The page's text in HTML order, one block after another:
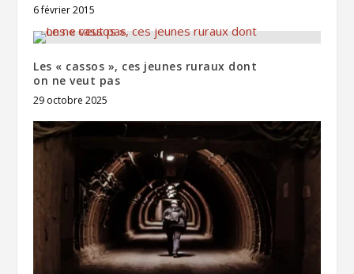
6 février 2015
Les « cassos », ces jeunes ruraux dont
on ne veut pas
29 octobre 2025